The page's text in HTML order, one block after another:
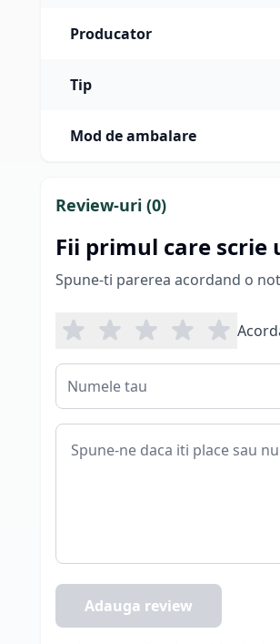
Producator
Tip
Mod de ambalare
Review-uri (0)
Fii primul care scrie
Spune-ti parerea acordand o
Adauga review